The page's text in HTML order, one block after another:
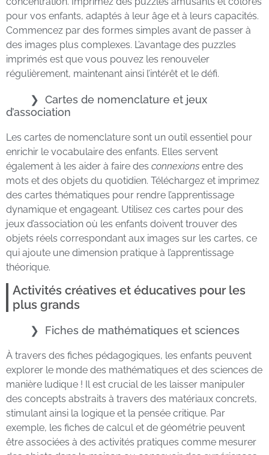
pour vos enfants, adaptés à leur âge et à leurs capacités.
Commencez par des formes simples avant de passer à
des images plus complexes. L’avantage des puzzles
imprimés est que vous pouvez les renouveler
régulièrement, maintenant ainsi l’intérêt et le défi.
Cartes de nomenclature et jeux
d’association
Les cartes de nomenclature sont un outil essentiel pour
enrichir le vocabulaire des enfants. Elles servent
également à les aider à faire des connexions entre des
mots et des objets du quotidien. Téléchargez et imprimez
des cartes thématiques pour rendre l’apprentissage
dynamique et engageant. Utilisez ces cartes pour des
jeux d’association où les enfants doivent trouver des
objets réels correspondant aux images sur les cartes, ce
qui ajoute une dimension pratique à l’apprentissage
théorique.
Activités créatives et éducatives pour les
plus grands
Fiches de mathématiques et sciences
À travers des fiches pédagogiques, les enfants peuvent
explorer le monde des mathématiques et des sciences de
manière ludique ! Il est crucial de les laisser manipuler
des concepts abstraits à travers des matériaux concrets,
stimulant ainsi la logique et la pensée critique. Par
exemple, les fiches de calcul et de géométrie peuvent
être associées à des activités pratiques comme mesurer